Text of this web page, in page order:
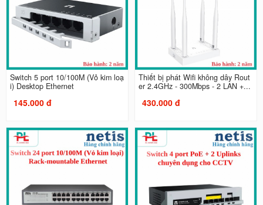
Switch 5 port 10/100M (Vỏ kim loạ
i) Desktop Ethernet
145.000 đ
Thiết bị phát Wifi không dây Rout
er 2.4GHz - 300Mbps - 2 LAN +...
430.000 đ